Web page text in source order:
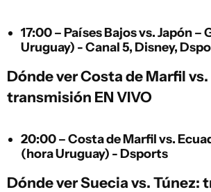
17:00 – Países Bajos vs. Japón –
Uruguay) - Canal 5, Disney,
Dónde ver Costa de Marfil
transmisión EN VIVO
20:00 – Costa de Marfil vs.
(hora Uruguay) - Dsports
Dónde ver Suecia vs. Túnez: